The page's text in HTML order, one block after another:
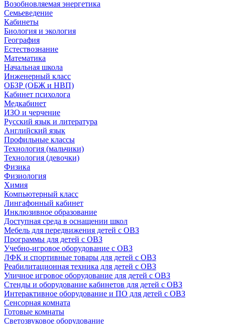
Возобновляемая энергетика
Семьеведение
Кабинеты
Биология и экология
География
Естествознание
Математика
Начальная школа
Инженерный класс
ОБЗР (ОБЖ и НВП)
Кабинет психолога
Медкабинет
ИЗО и черчение
Русский язык и литература
Английский язык
Профильные классы
Технология (мальчики)
Технология (девочки)
Физика
Физиология
Химия
Компьютерный класс
Лингафонный кабинет
Инклюзивное образование
Доступная среда в оснащении школ
Мебель для передвижения детей с ОВЗ
Программы для детей с ОВЗ
Учебно-игровое оборудование с ОВЗ
ЛФК и спортивные товары для детей с ОВЗ
Реабилитационная техника для детей с ОВЗ
Уличное игровое оборудование для детей с ОВЗ
Стенды и оборудование кабинетов для детей с ОВЗ
Интерактивное оборудование и ПО для детей с ОВЗ
Сенсорная комната
Готовые комнаты
Светозвуковое оборудование